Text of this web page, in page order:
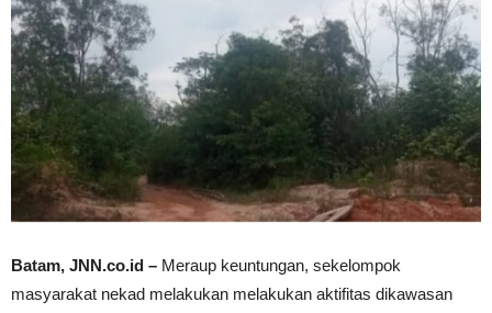
Batam, JNN.co.id – Meraup keuntungan, sekelompok
masyarakat nekad melakukan melakukan aktifitas dikawasan